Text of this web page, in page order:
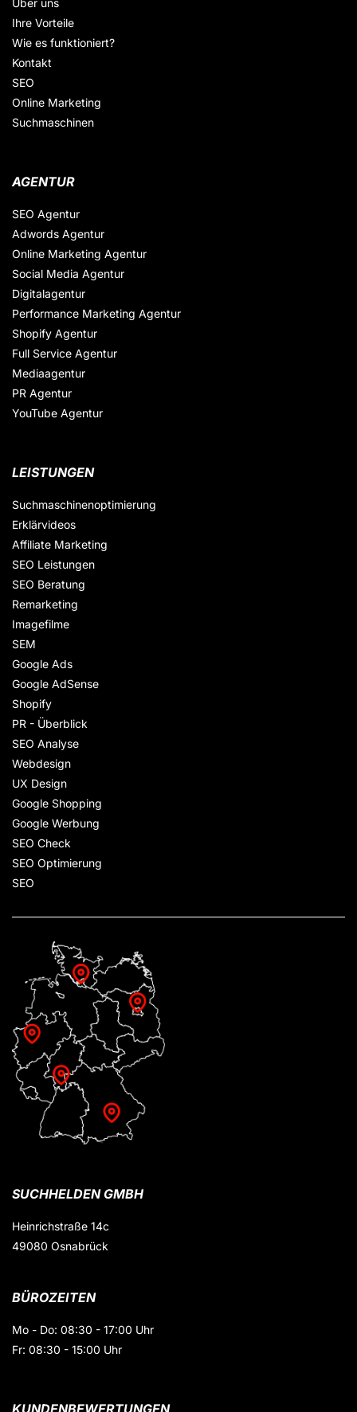
Ihre Vorteile
Wie es funktioniert?
Kontakt
SEO
Online Marketing
Suchmaschinen
AGENTUR
SEO Agentur
Adwords Agentur
Online Marketing Agentur
Social Media Agentur
Digitalagentur
Performance Marketing Agentur
Shopify Agentur
Full Service Agentur
Mediaagentur
PR Agentur
YouTube Agentur
LEISTUNGEN
Suchmaschinenoptimierung
Erklärvideos
Affiliate Marketing
SEO Leistungen
SEO Beratung
Remarketing
Imagefilme
SEM
Google Ads
Google AdSense
Shopify
PR - Überblick
SEO Analyse
Webdesign
UX Design
Google Shopping
Google Werbung
SEO Check
SEO Optimierung
SEO
SUCHHELDEN GMBH
Heinrichstraße 14c
49080 Osnabrück
BÜROZEITEN
Mo - Do: 08:30 - 17:00 Uhr
Fr: 08:30 - 15:00 Uhr